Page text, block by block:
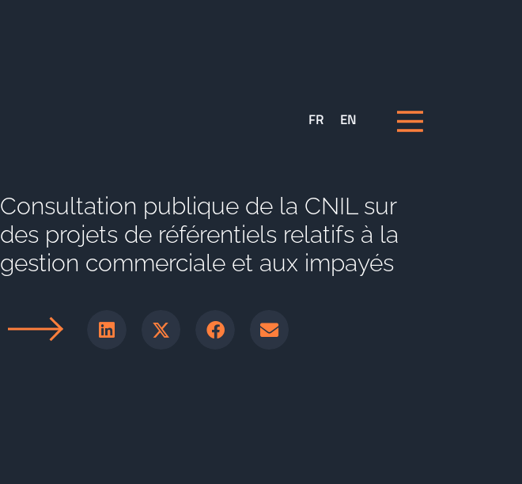
FR EN
Consultation publique de la CNIL sur
des projets de référentiels relatifs à la
gestion commerciale et aux impayés